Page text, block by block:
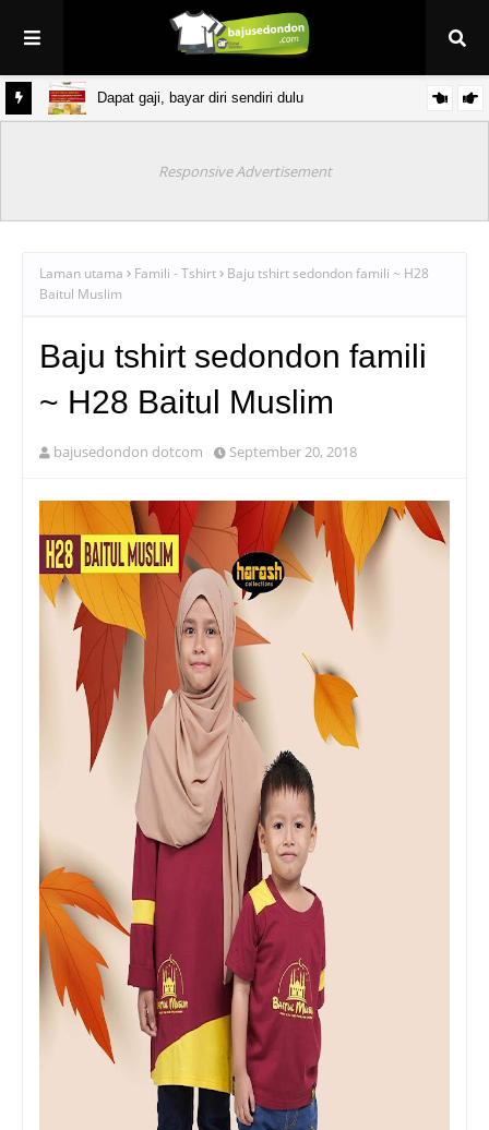
Dapat gaji, bayar diri sendiri dulu
Responsive Advertisement
Laman utama Famili - Tshirt
Baju tshirt sedondon famili ~ H28
Baitul Muslim
Baju tshirt sedondon famili
~ H28 Baitul Muslim
bajusedondon dotcom September 20, 2018